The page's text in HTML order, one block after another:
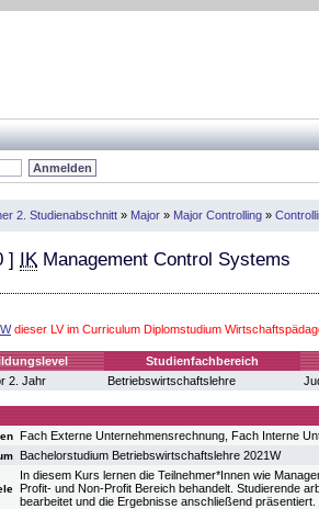
2. Studienabschnitt » Major » Major Controlling »
] IK Management Control Systems
dieser LV im Curriculum Diplomstudium
Studienfachbereich
2. Jahr Betriebswirtschaftslehre
Fach Externe Unternehmensrechnung, Fach Interne
Bachelorstudium Betriebswirtschaftslehre 2021W
In diesem Kurs lernen die Teilnehmer*Innen wie
Profit- und Non-Profit Bereich behandelt. Studierende
bearbeitet und die Ergebnisse anschließend präsentiert.